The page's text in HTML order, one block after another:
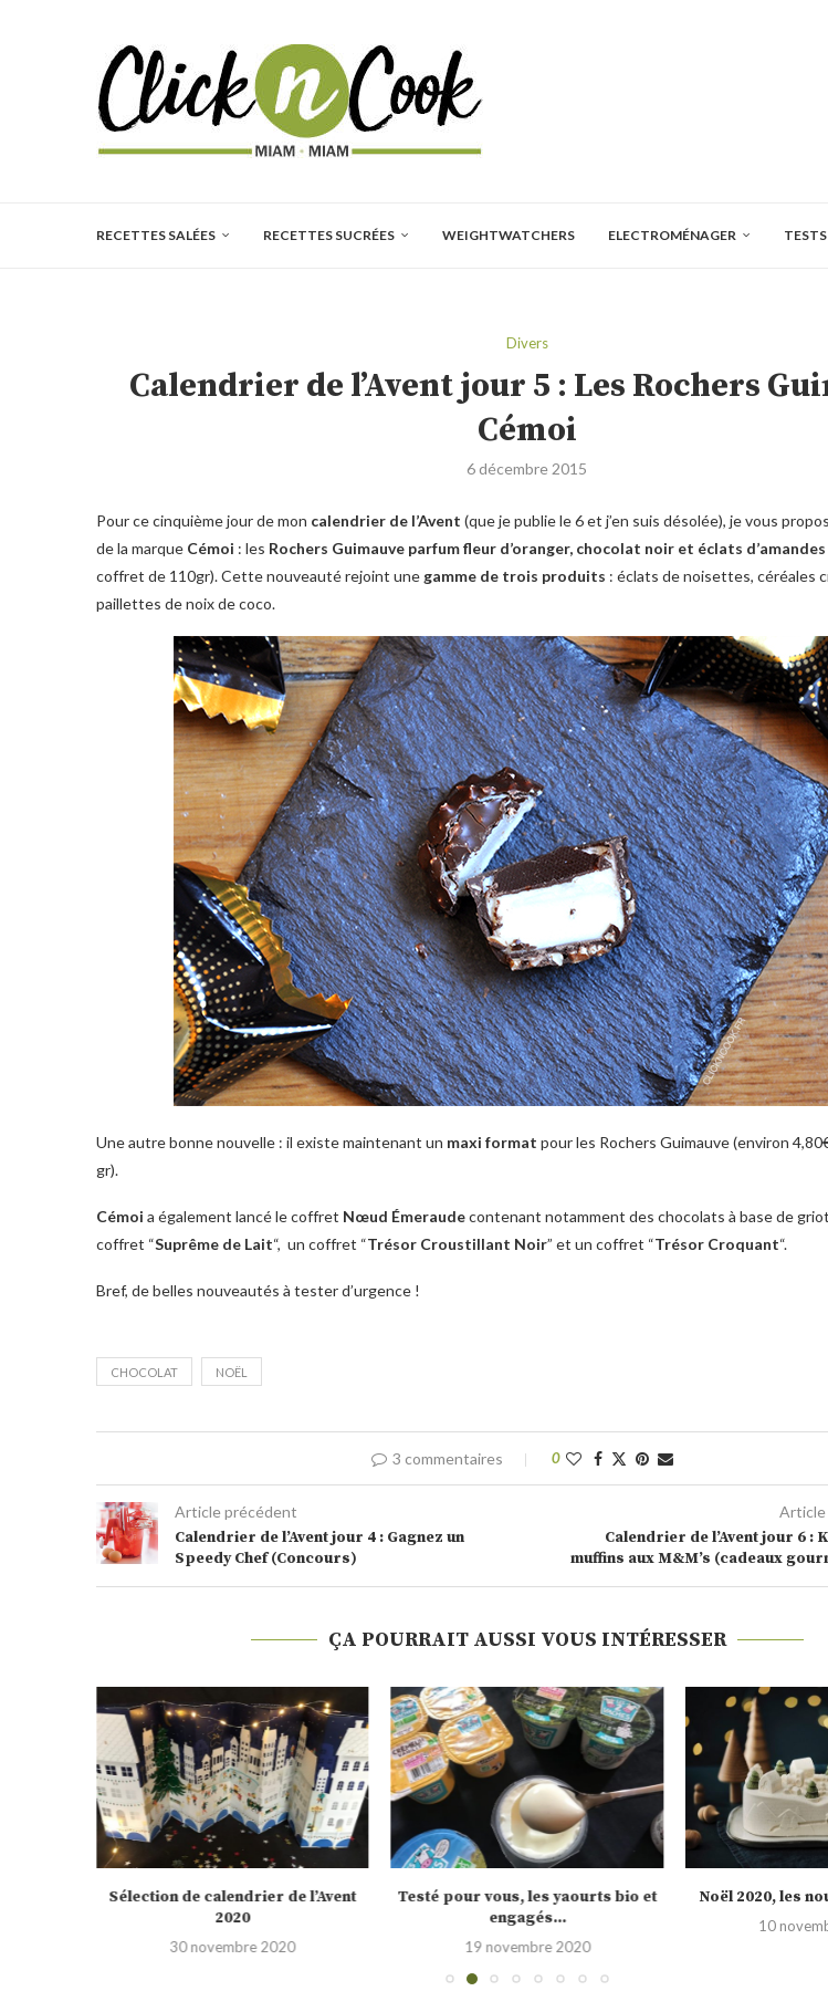
RECETTES SALÉES RECETTES SUCRÉES WEIGHTWATCHERS ELECTROMÉNAGER
Divers
Calendrier de l’Avent jour 5 : Les Rochers
Cémoi
6 décembre 2015
Pour ce cinquième jour de mon calendrier de l’Avent (que je publie le 6 et j’en suis désolée), je vous
de la marque Cémoi : les Rochers Guimauve parfum fleur d’oranger, chocolat noir et éclats d’amandes
coffret de 110gr). Cette nouveauté rejoint une gamme de trois produits : éclats de noisettes, céréales
paillettes de noix de coco.
Une autre bonne nouvelle : il existe maintenant un maxi format pour les Rochers Guimauve (environ
gr).
Cémoi a également lancé le coffret Nœud Émeraudecontenant notamment des chocolats à base de
coffret “Suprême de Lait“, un coffret “Trésor Croustillant Noir” et un coffret “Trésor Croquant“.
Bref, de belles nouveautés à tester d’urgence !
CHOCOLAT NOËL
3 commentaires 0
Article précédent
Calendrier de l’Avent jour 4 : Gagnez un
Speedy Chef (Concours)
Article
Calendrier de l’Avent jour 6 :
muffins aux M&M’s (cadeaux
ÇA POURRAIT AUSSI VOUS INTÉRESSER
Sélection de calendrier de l’Avent
2020
30 novembre 2020
Testé pour vous, les yaourts bio et
engagés...
19 novembre 2020
Noël 2020, les
10